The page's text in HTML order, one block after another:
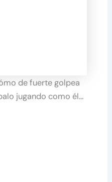
de fuerte golpea
jugando como él…